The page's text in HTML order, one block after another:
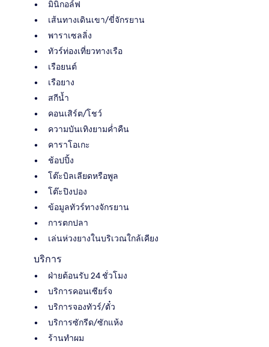
มินิกอล์ฟ
เส้นทางเดินเขา/ขี่จักรยาน
พาราเซลลิ่ง
ทัวร์ท่องเที่ยวทางเรือ
เรือยนต์
เรือยาง
สกีน้ำ
คอนเสิร์ต/โชว์
ความบันเทิงยามค่ำคืน
คาราโอเกะ
ช้อปปิ้ง
โต๊ะบิลเลียดหรือพูล
โต๊ะปิงปอง
ข้อมูลทัวร์ทางจักรยาน
การตกปลา
เล่นห่วงยางในบริเวณใกล้เคียง
บริการ
ฝ่ายต้อนรับ 24 ชั่วโมง
บริการคอนเซียร์จ
บริการจองทัวร์/ตั๋ว
บริการซักรีด/ซักแห้ง
ร้านทำผม